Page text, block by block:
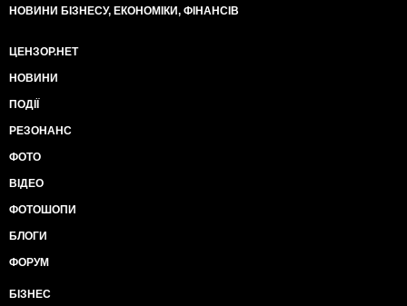
НОВИНИ БІЗНЕСУ, ЕКОНОМІКИ, ФІНАНСІВ
ЦЕНЗОР.НЕТ
НОВИНИ
ПОДІЇ
РЕЗОНАНС
ФОТО
ВІДЕО
ФОТОШОПИ
БЛОГИ
ФОРУМ
БІЗНЕС